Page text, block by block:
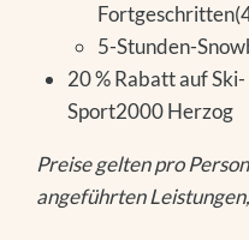
5-Stunden-
20 % Rabatt auf
Sport2000 Herzog
Preise gelten pro
angeführten